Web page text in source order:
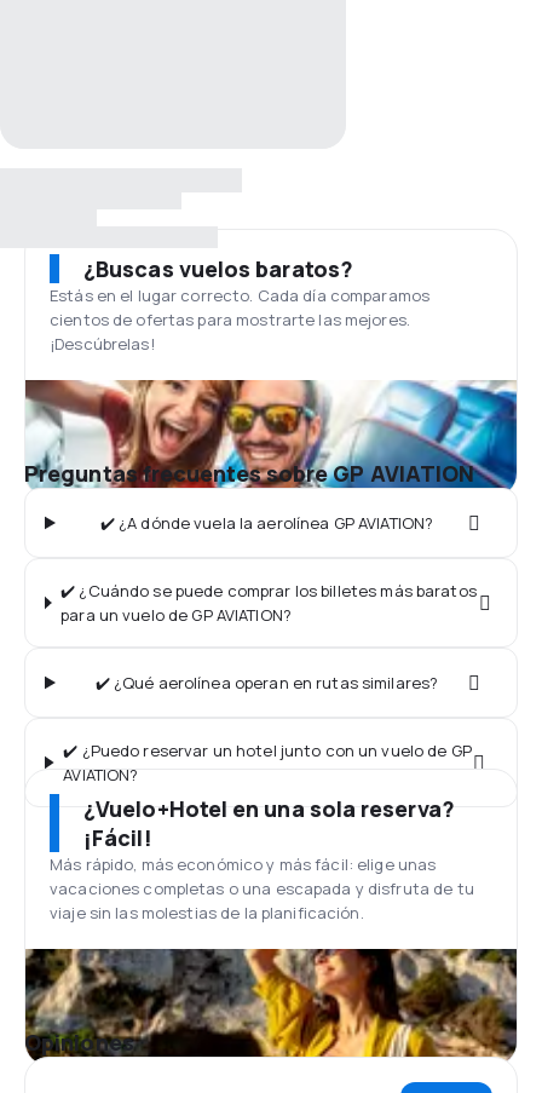
¿Buscas vuelos baratos?
Estás en el lugar correcto. Cada día comparamos
cientos de ofertas para mostrarte las mejores.
¡Descúbrelas!
Preguntas frecuentes sobre GP AVIATION
✔️ ¿A dónde vuela la aerolínea GP AVIATION?
✔️ ¿Cuándo se puede comprar los billetes más baratos
para un vuelo de GP AVIATION?
✔️ ¿Qué aerolínea operan en rutas similares?
✔️ ¿Puedo reservar un hotel junto con un vuelo de GP
AVIATION?
¿Vuelo+Hotel en una sola reserva?
¡Fácil!
Más rápido, más económico y más fácil: elige unas
vacaciones completas o una escapada y disfruta de tu
viaje sin las molestias de la planificación.
Opiniones